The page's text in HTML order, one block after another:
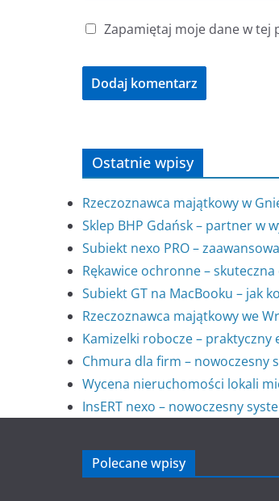
Zapamiętaj moje dane w tej
Ostatnie wpisy
Rzeczoznawca majątkowy w
Sklep BHP Gdańsk – partner w
Subiekt nexo PRO –
Rękawice ochronne –
Subiekt GT na MacBooku – jak
Rzeczoznawca majątkowy we
Kamizelki robocze –
Chmura dla firm – nowoczesny
Wycena nieruchomości lokali
InsERT nexo – nowoczesny
Polecane wpisy